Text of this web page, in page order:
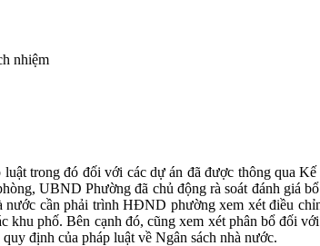
nhiệm
trong đó đối với các dự án đã được thông qua
UBND Phường đã chủ động rà soát đánh giá
nước cần phải trình HĐND phường xem xét điều
khu phố. Bên cạnh đó, cũng xem xét phân bổ đối
định của pháp luật về Ngân sách nhà nước.